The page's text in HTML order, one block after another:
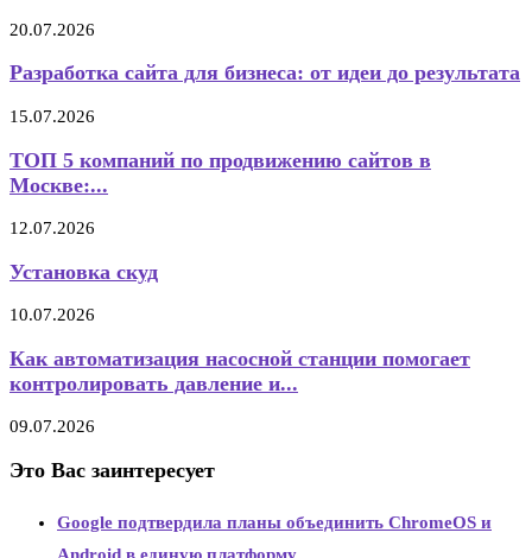
20.07.2026
Разработка сайта для бизнеса: от идеи до результата
15.07.2026
ТОП 5 компаний по продвижению сайтов в
Москве:...
12.07.2026
Установка скуд
10.07.2026
Как автоматизация насосной станции помогает
контролировать давление и...
09.07.2026
Это Вас заинтересует
Google подтвердила планы объединить ChromeOS и
Android в единую платформу